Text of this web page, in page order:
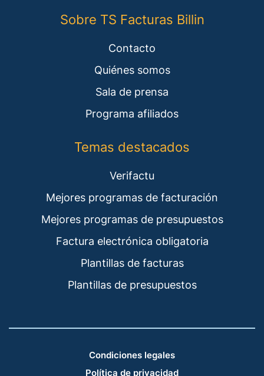
Sobre TS Facturas Billin
Contacto
Quiénes somos
Sala de prensa
Programa afiliados
Temas destacados
Verifactu
Mejores programas de facturación
Mejores programas de presupuestos
Factura electrónica obligatoria
Plantillas de facturas
Plantillas de presupuestos
Condiciones legales
Política de privacidad